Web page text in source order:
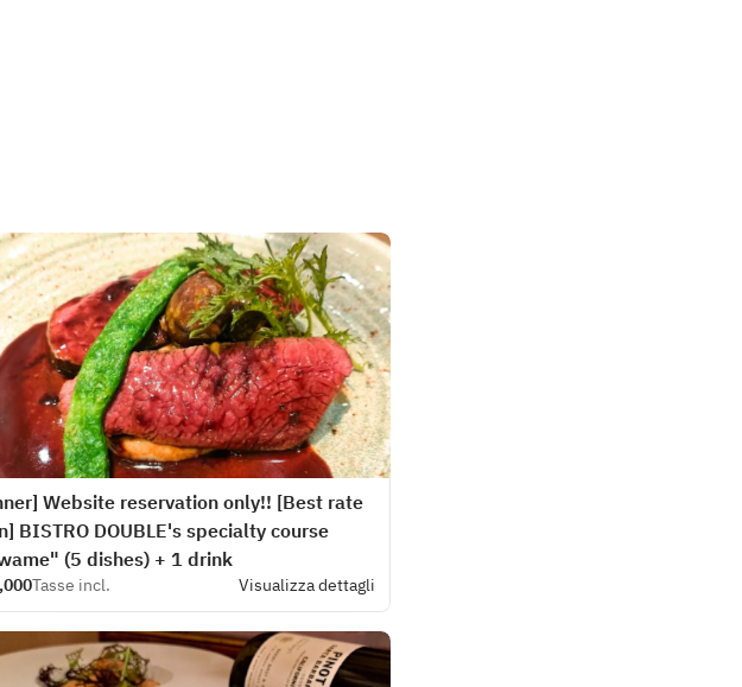
Website reservation only!! [Best rate
BISTRO DOUBLE's specialty course
(5 dishes) + 1 drink
Tasse incl. Visualizza dettagli